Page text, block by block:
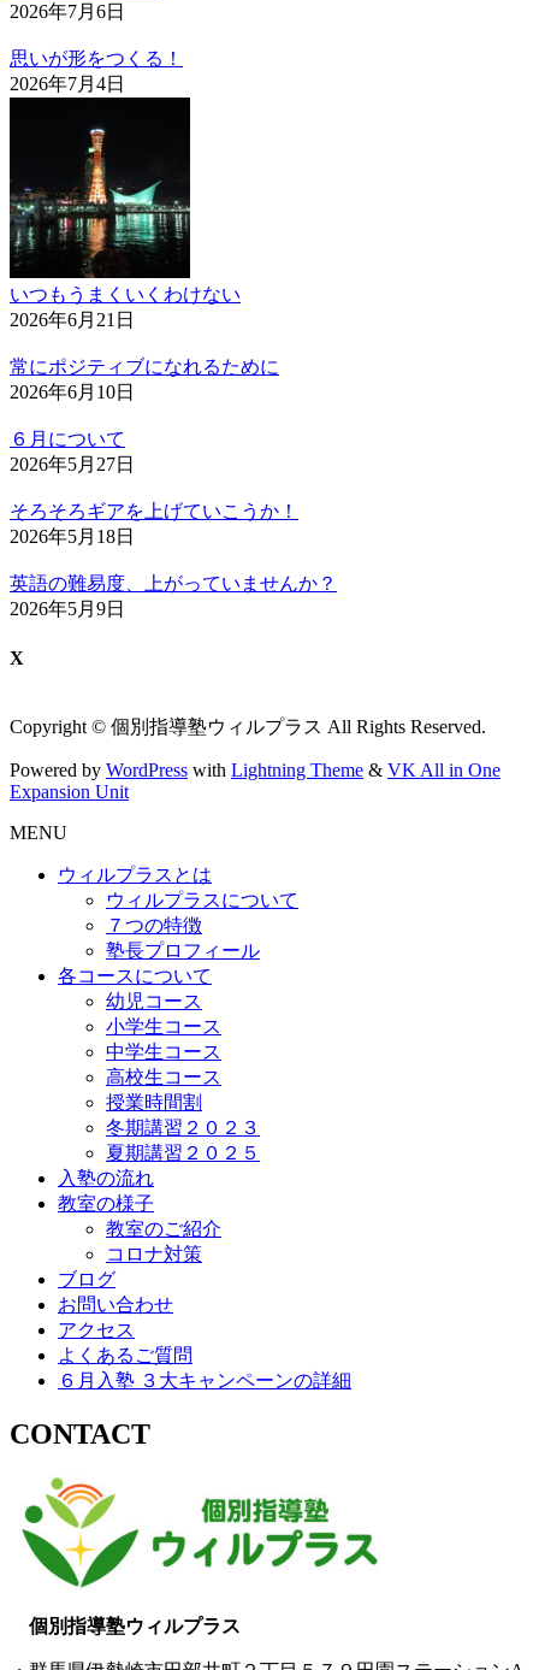
2026年7月6日
思いが形をつくる！
2026年7月4日
いつもうまくいくわけない
2026年6月21日
常にポジティブになれるために
2026年6月10日
６月について
2026年5月27日
そろそろギアを上げていこうか！
2026年5月18日
英語の難易度、上がっていませんか？
2026年5月9日
X
Copyright © 個別指導塾ウィルプラス All Rights Reserved.
Powered by WordPress with Lightning Theme & VK All in One
Expansion Unit
MENU
ウィルプラスとは
ウィルプラスについて
７つの特徴
塾長プロフィール
各コースについて
幼児コース
小学生コース
中学生コース
高校生コース
授業時間割
冬期講習２０２３
夏期講習２０２５
入塾の流れ
教室の様子
教室のご紹介
コロナ対策
ブログ
お問い合わせ
アクセス
よくあるご質問
６月入塾 ３大キャンペーンの詳細
CONTACT
個別指導塾ウィルプラス